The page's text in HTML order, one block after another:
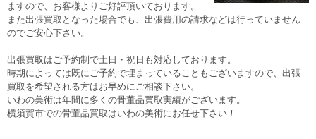
ますので、お客様よりご好評頂いております。
また出張買取となった場合でも、出張費用の請求などは行っていません
のでご安心下さい。
出張買取はご予約制で土日・祝日も対応しております。
時期によっては既にご予約で埋まっていることもございますので、出張
買取を希望される方はお早めにご相談下さい。
いわの美術は年間に多くの骨董品買取実績がございます。
横須賀市での骨董品買取はいわの美術にお任せ下さい！